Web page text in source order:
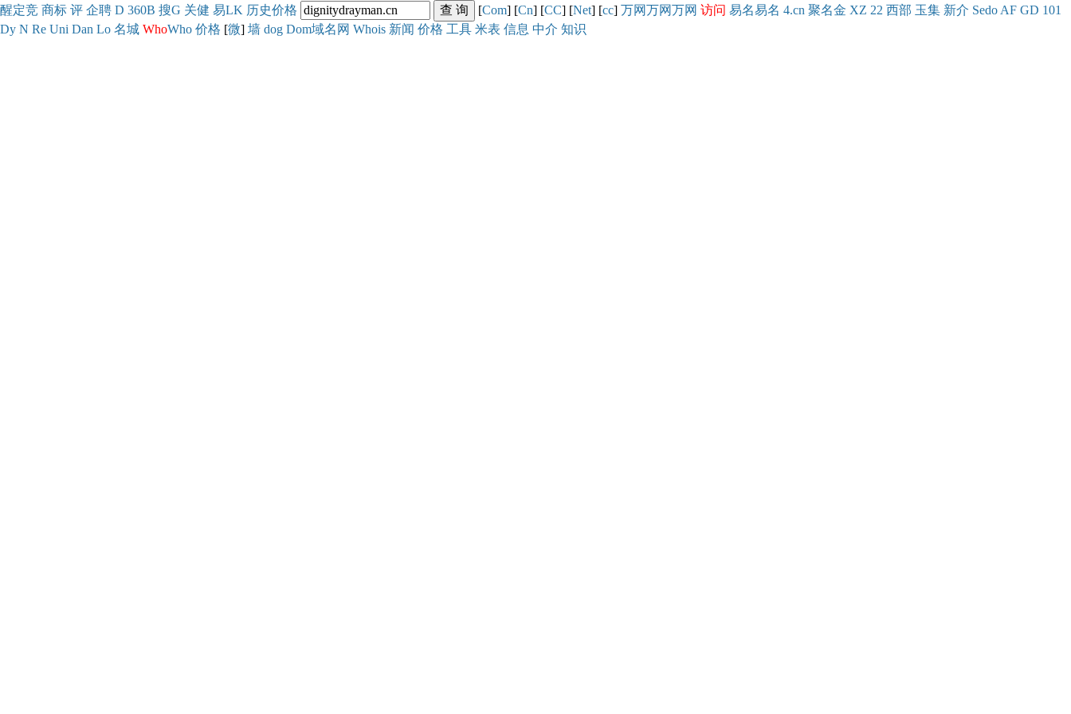
醒定竞 商标 评 企聘 D 360B 搜G 关健 易LK 历史价格 [Com] [Cn] [CC] [Net] [cc] 万网万网万网 访问 易名易名 4.cn 聚名金 XZ 22 西部 玉集 新介 Sedo AF GD 101
Dy N Re Uni Dan Lo 名城 WhoWho 价格 [微] 墙 dog Dom域名网 Whois 新闻 价格 工具 米表 信息 中介 知识